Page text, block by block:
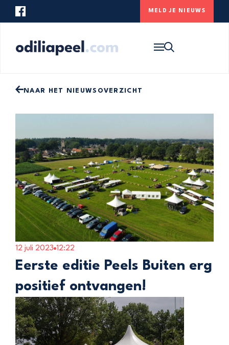
MELD JE NIEUWS
NAAR HET NIEUWSOVERZICHT
12 juli 2023 12:22
Eerste editie Peels Buiten erg
positief ontvangen!
ONS DORP
onderstaande zoekbalk om de website te